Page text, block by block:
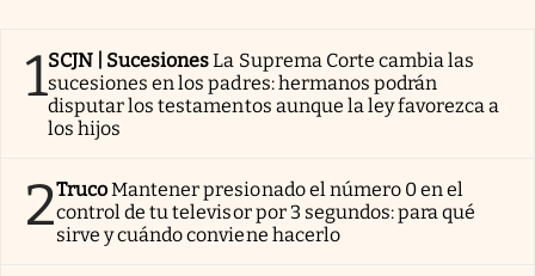
1SCJN | SucesionesLa Suprema Corte cambia las
sucesiones en los padres: hermanos podrán
disputar los testamentos aunque la ley favorezca a
los hijos
2TrucoMantener presionado el número 0 en el
control de tu televisor por 3 segundos: para qué
sirve y cuándo conviene hacerlo